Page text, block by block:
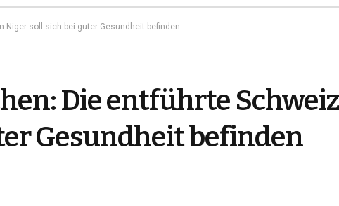
Niger soll sich bei guter Gesundheit befinden
Die entführte
Gesundheit befinden